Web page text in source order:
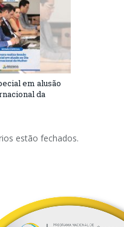
em alusão
da
estão fechados.